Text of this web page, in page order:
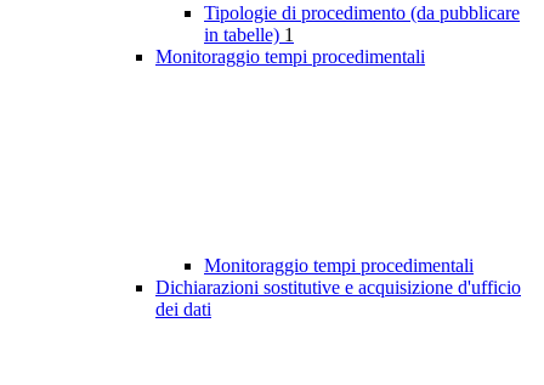
Tipologie di procedimento (da pubblicare
in tabelle) 1
Monitoraggio tempi procedimentali
Monitoraggio tempi procedimentali
Dichiarazioni sostitutive e acquisizione d'ufficio
dei dati